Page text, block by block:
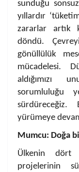
sunduğu
yıllardır
zararlar artık
döndü.
gönüllülük
mücadelesi.
aldığımızı
sorumluluğu
yürümeye
Mumcu: Doğa
Ülkenin dört
projelerinin